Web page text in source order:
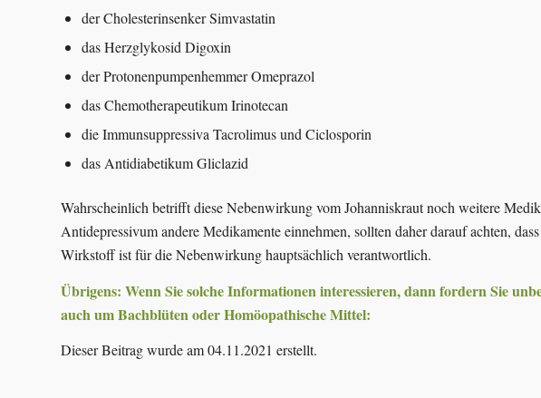
der Cholesterinsenker Simva­statin
das Herzglykosid Digoxin
der Protonenpumpenhemmer Omeprazol
das Chemotherapeutikum Irino­tecan
die Immunsuppressiva Tacrolimus und Ciclo­sporin
das Antidiabetikum Gliclazid
Wahrscheinlich betrifft diese Nebenwirkung vom Johanniskraut noch weitere
Antidepressivum andere Medikamente einnehmen, sollten daher darauf achten,
Wirkstoff ist für die Nebenwirkung hauptsächlich verantwortlich.
Übrigens: Wenn Sie solche Informationen interessieren, dann fordern Sie
auch um Bachblüten oder Homöopathische Mittel:
Dieser Beitrag wurde am 04.11.2021 erstellt.